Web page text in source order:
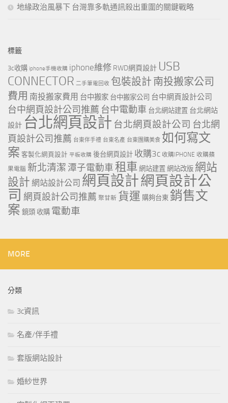
地緣政治風暴下 台灣靠多軌通訊殺出重圍的關鍵戰略
標籤
3c收購 iphone手機收購 iphone維修 RWD網頁設計 USB
CONNECTOR 二手筆電回收 包裝設計 南投搬家公司
費用 南投搬家費用 台中搬家 台中搬家公司 台中網頁設計公司
台中網頁設計公司推薦 台中電動車 台北網站建置 台北網站
設計 台北網頁設計 台北網頁設計公司 台北網
頁設計公司推薦 台東伴手禮 台東名產 台東團購美食 如何寫文
案 客製化網頁設計 平板收購 後台網頁設計 收購3c 收購IPHONE 收購蘋
果電腦 新北清潔 潭子電動車租車 網站建置 網站改版 網站
設計 網站設計公司 網頁設計網頁設計公
司 網頁設計公司推薦 聚甘新 貨運 購夠台東 銷售文
案 鏡頭 收購 電動車
MORE
分類
3c資訊
名產/伴手禮
套版網站設計
婚紗世界